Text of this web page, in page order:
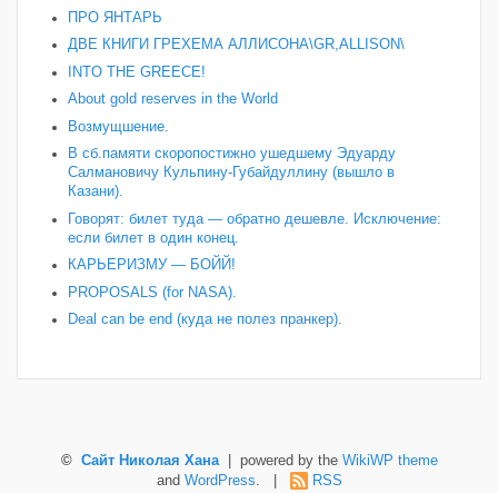
ПРО ЯНТАРЬ
ДВЕ КНИГИ ГРЕХЕМА АЛЛИСОНА\GR,ALLISON\
INTO THE GREECE!
About gold reserves in the World
Возмущшение.
В сб.памяти скоропостижно ушедшему Эдуарду
Салмановичу Кульпину-Губайдуллину (вышло в
Казани).
Говорят: билет туда — обратно дешевле. Исключение:
если билет в один конец.
КАРЬЕРИЗМУ — БОЙЙ!
PROPOSALS (for NASA).
Deal can be end (куда не полез пранкер).
© Сайт Николая Хана| powered by the WikiWP theme
and WordPress RSS